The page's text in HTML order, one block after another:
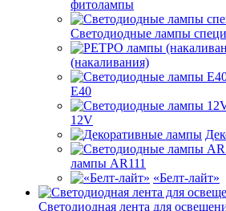
фитолампы
Светодиодные лампы
(накаливания)
E40
12V
лампы AR111
«Белт-лайт»
Светодиодная лента для